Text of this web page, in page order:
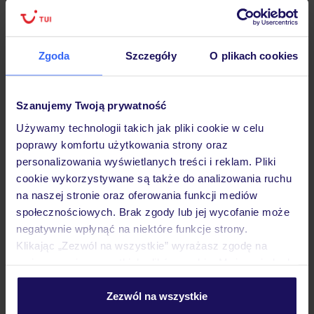
Zgoda Szczegóły O plikach cookies
Szanujemy Twoją prywatność
Używamy technologii takich jak pliki cookie w celu
poprawy komfortu użytkowania strony oraz
personalizowania wyświetlanych treści i reklam. Pliki
cookie wykorzystywane są także do analizowania ruchu
na naszej stronie oraz oferowania funkcji mediów
społecznościowych. Brak zgody lub jej wycofanie może
negatywnie wpłynąć na niektóre funkcje strony.
Klikając „Zezwól na wszystkie” wyrażasz zgodę na
personalizować swój wybór wchodząc w zakładkę
Zezwól na wszystkie
Lider niskich cen 30 lat w
Hotel
Pokoje
Wyżywienie